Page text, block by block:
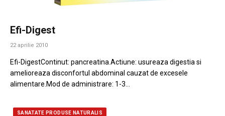
Efi-Digest
22 aprilie 2010
Efi-DigestContinut: pancreatina.Actiune: usureaza digestia si
amelioreaza disconfortul abdominal cauzat de excesele
alimentare.Mod de administrare: 1-3…
SANATATE PRODUSE NATURALIS